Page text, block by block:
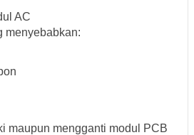
AC
menyebabkan:
maupun mengganti modul PCB